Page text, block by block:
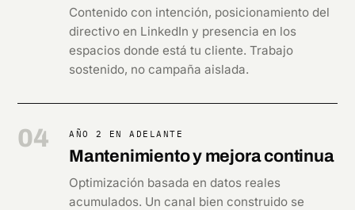
Contenido con intención, posicionamiento del
directivo en LinkedIn y presencia en los
espacios donde está tu cliente. Trabajo
sostenido, no campaña aislada.
04 AÑO 2 EN ADELANTE
Mantenimiento y mejora continua
Optimización basada en datos reales
acumulados. Un canal bien construido se